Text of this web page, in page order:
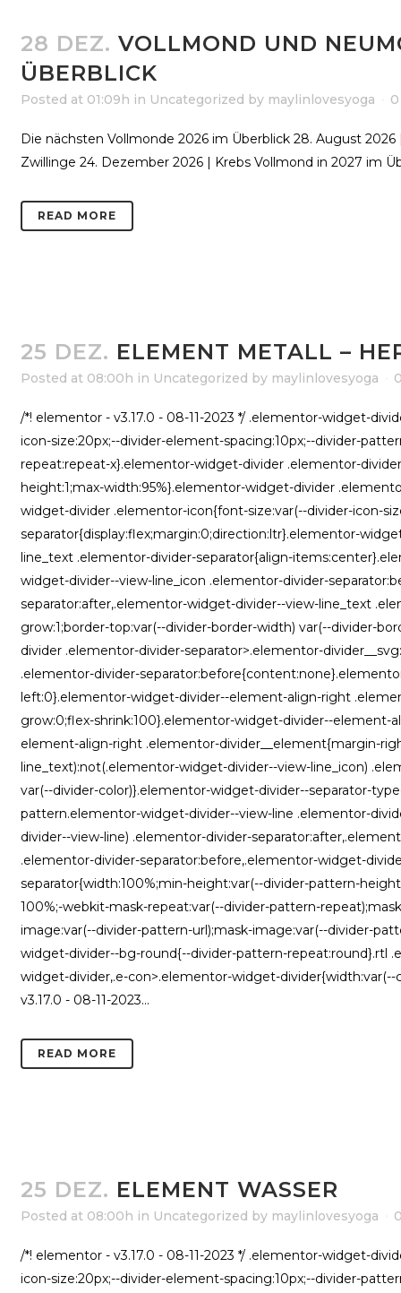
28 DEZ. VOLLMOND UND
ÜBERBLICK
Posted at 01:09h in Uncategorized by maylinlovesyoga
Die nächsten Vollmonde 2026 im Überblick 28. August
Zwillinge 24. Dezember 2026 | Krebs Vollmond in 2027 im
READ MORE
25 DEZ. ELEMENT METALL –
Posted at 08:00h in Uncategorized by maylinlovesyoga
/*! elementor - v3.17.0 - 08-11-2023 */ .elementor-widget-
icon-size:20px;--divider-element-spacing:10px;--divider-
repeat:repeat-x}.elementor-widget-divider .elementor-
height:1;max-width:95%}.elementor-widget-divider
widget-divider .elementor-icon{font-size:var(--divider-icon-
separator{display:flex;margin:0;direction:ltr}.elementor-
line_text .elementor-divider-separator{align-
widget-divider--view-line_icon .elementor-divider-
separator:after,.elementor-widget-divider--view-line_text
grow:1;border-top:var(--divider-border-width) var(--divider-
divider .elementor-divider-separator>.elementor-
.elementor-divider-
left:0}.elementor-widget-divider--element-align-right
grow:0;flex-shrink:100}.elementor-widget-divider--
element-align-right .elementor-divider__element{margin-
line_text):not(.elementor-widget-divider--view-line_icon)
var(--divider-color)}.elementor-widget-divider--separator-
pattern.elementor-widget-divider--view-line .elementor-
divider--view-line) .elementor-divider-
.elementor-divider-separator:before,.elementor-widget-
separator{width:100%;min-height:var(--divider-pattern-
100%;-webkit-mask-repeat:var(--divider-pattern-
image:var(--divider-pattern-url);mask-image:var(--divider-
widget-divider--bg-round{--divider-pattern-repeat:round}.rtl
widget-divider,.e-con>.elementor-widget-
v3.17.0 - 08-11-2023...
READ MORE
25 DEZ. ELEMENT WASSER
Posted at 08:00h in Uncategorized by maylinlovesyoga
/*! elementor - v3.17.0 - 08-11-2023 */ .elementor-widget-
icon-size:20px;--divider-element-spacing:10px;--divider-